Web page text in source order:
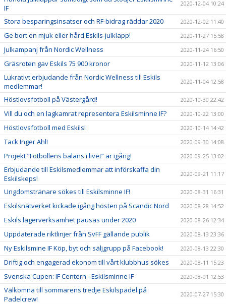
IF
2020-12-04 10:24
Stora besparingsinsatser och RF-bidrag räddar 2020 2020-12-02 11:40
Ge bort en mjuk eller hård Eskils-julklapp! 2020-11-27 15:58
Julkampanj från Nordic Wellness 2020-11-24 16:50
Gräsroten gav Eskils 75 900 kronor 2020-11-12 13:06
Lukrativt erbjudande från Nordic Wellness till Eskils
medlemmar!
2020-11-04 12:58
Höstlovsfotboll på Västergård! 2020-10-30 22:42
Vill du och en lagkamrat representera Eskilsminne IF? 2020-10-22 13:00
Höstlovsfotboll med Eskils! 2020-10-14 14:42
Tack Inger Ahl! 2020-09-30 14:08
Projekt ”Fotbollens balans i livet” är igång! 2020-09-25 13:02
Erbjudande till Eskilsmedlemmar att införskaffa din
Eskilskeps!
2020-09-21 11:17
Ungdomstränare sökes till Eskilsminne IF! 2020-08-31 16:31
Eskilsnätverket kickade igång hösten på Scandic Nord 2020-08-28 14:52
Eskils lägerverksamhet pausas under 2020 2020-08-26 12:34
Uppdaterade riktlinjer från SvFF gällande publik 2020-08-13 23:36
Ny Eskilsmine IF Köp, byt och säljgrupp på Facebook! 2020-08-13 22:30
Driftig och engagerad ekonom till vårt klubbhus sökes 2020-08-11 15:23
Svenska Cupen: IF Centern - Eskilsminne IF 2020-08-01 12:53
Välkomna till sommarens tredje Eskilspadel på
Padelcrew!
2020-07-27 15:30